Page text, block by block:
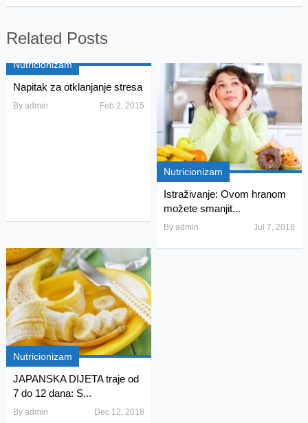
Related Posts
Nutricionizam
Napitak za otklanjanje stresa
By admin Feb 2, 2015
Nutricionizam
Istraživanje: Ovom hranom
možete smanjit...
Byadmin Jul 7, 2018
Nutricionizam
JAPANSKA DIJETA traje od
7 do 12 dana: S...
By admin Dec 12, 2018